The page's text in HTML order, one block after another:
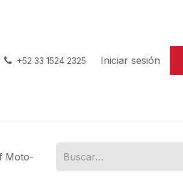
+52 33 1524 2325 Iniciar sesión
Moto-